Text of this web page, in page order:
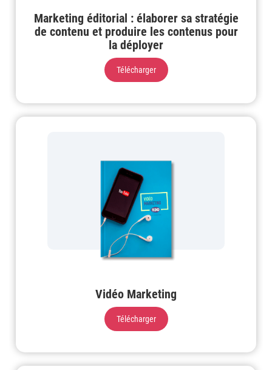
Marketing éditorial : élaborer sa stratégie
de contenu et produire les contenus pour
la déployer
Télécharger
Vidéo Marketing
Télécharger